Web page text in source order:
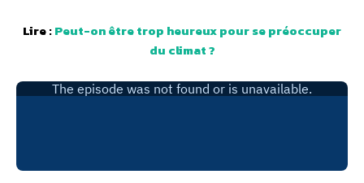
Lire :Peut-on être trop heureux pour se préoccuper
du climat ?